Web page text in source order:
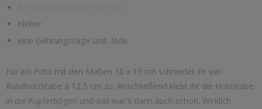
Kleber
eine Gehrungssäge und -lade
Für ein Foto mit den Maßen 10 x 15 cm schneidet ihr vier
Rundholzstäbe á 12,5 cm zu. Anschließend klebt ihr die Holzstäbe
in die Kupferbögen und das war's dann auch schon. Wirklich